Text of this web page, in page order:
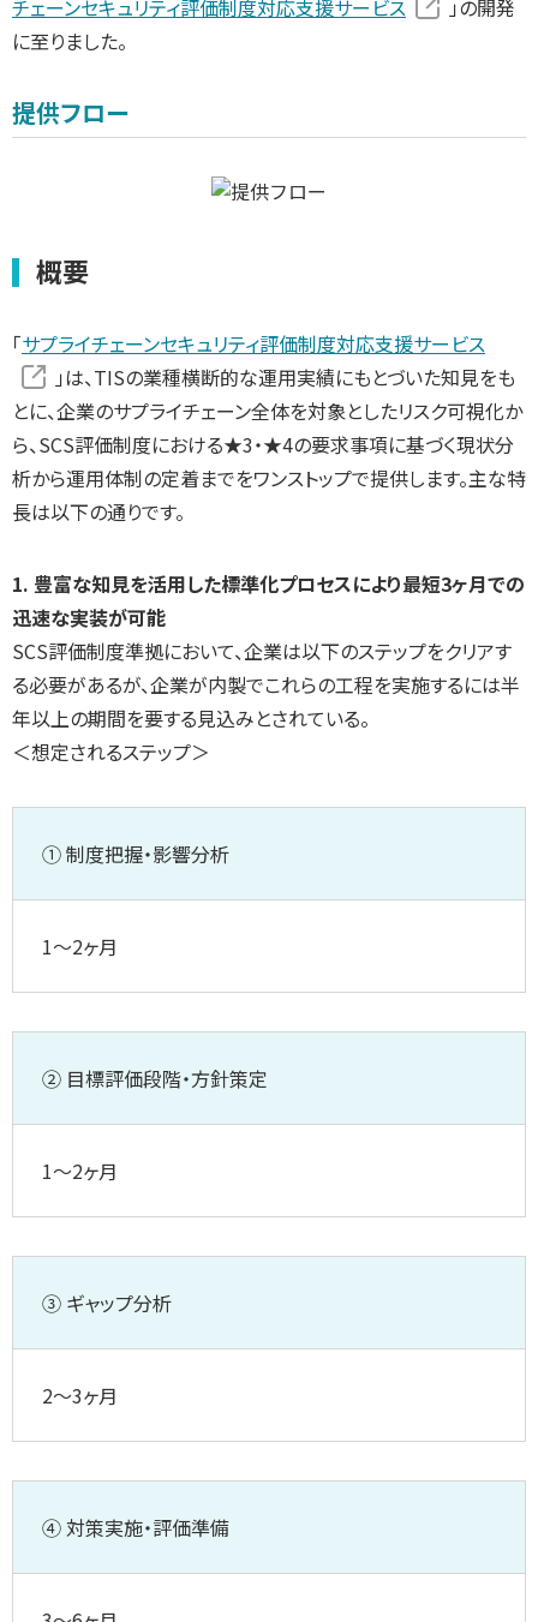
チェーンセキュリティ評価制度対応支援サービス
」の開発
に至りました。
提供フロー
概要
「サプライチェーンセキュリティ評価制度対応支援サービス
」は、TISの業種横断的な運用実績にもとづいた知見をも
とに、企業のサプライチェーン全体を対象としたリスク可視化か
ら、SCS評価制度における★3・★4の要求事項に基づく現状分
析から運用体制の定着までをワンストップで提供します。主な特
長は以下の通りです。
1. 豊富な知見を活用した標準化プロセスにより最短3ヶ月での
迅速な実装が可能
SCS評価制度準拠において、企業は以下のステップをクリアす
る必要があるが、企業が内製でこれらの工程を実施するには半
年以上の期間を要する見込みとされている。
＜想定されるステップ＞
① 制度把握・影響分析
1～2ヶ月
② 目標評価段階・方針策定
1～2ヶ月
③ ギャップ分析
2～3ヶ月
④ 対策実施・評価準備